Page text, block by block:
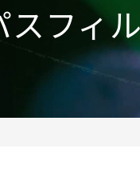
フィ